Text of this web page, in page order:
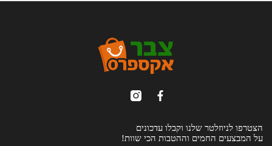
הצטרפו לניוזלטר שלנו וקבלו עדכונים
על המבצעים החמים וההטבות הכי שוות!